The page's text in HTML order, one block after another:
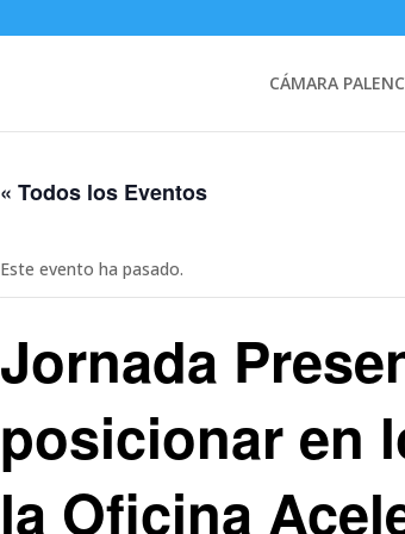
CÁMARA
« Todos los Eventos
Este evento ha pasado.
Jornada
posicionar en
la Oficina